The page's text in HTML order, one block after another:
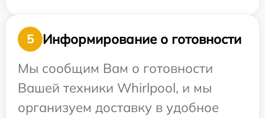
5
Информирование о готовности
Мы сообщим Вам о готовности
Вашей техники Whirlpool, и мы
организуем доставку в удобное